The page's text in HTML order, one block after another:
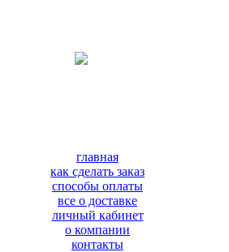
главная
как сделать заказ
способы оплаты
все о доставке
личный кабинет
о компании
контакты